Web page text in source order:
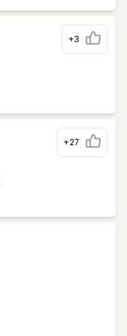
+3
+27